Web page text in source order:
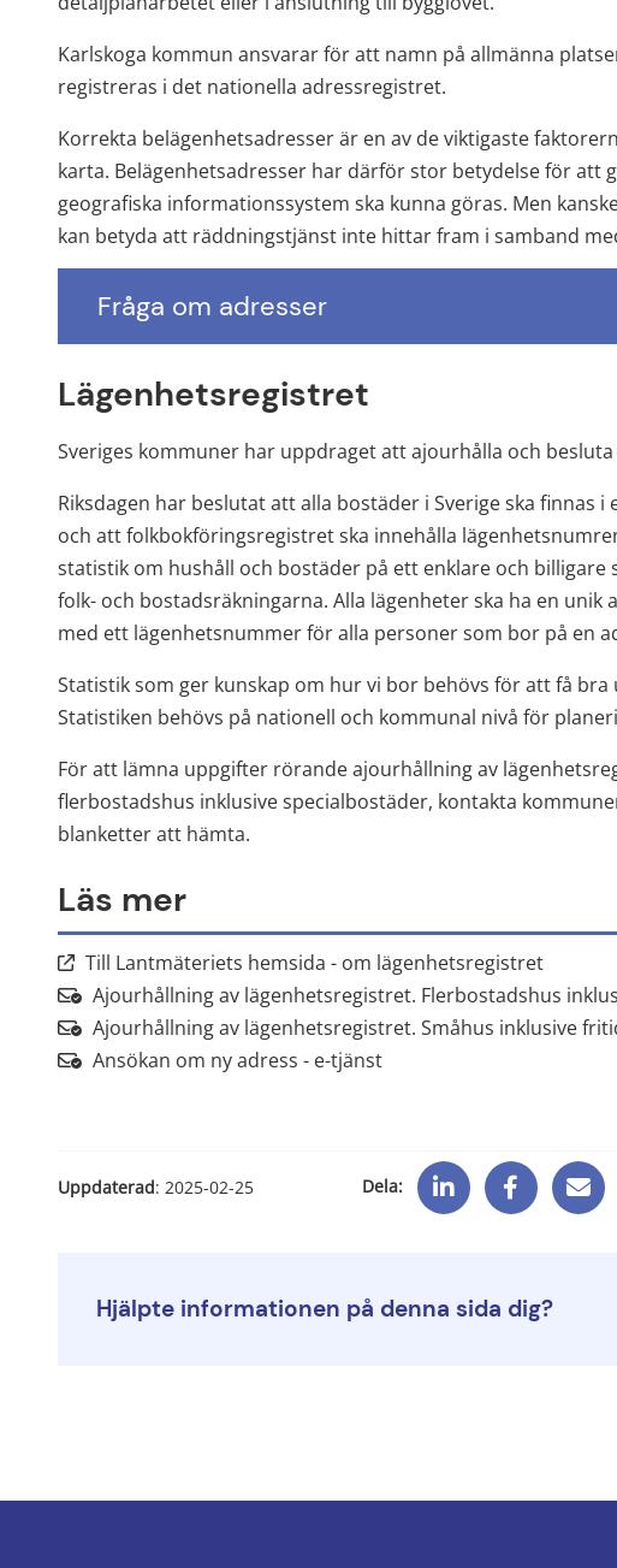
Karlskoga kommun ansvarar för att namn på allmänna
registreras i det nationella adressregistret.
Korrekta belägenhetsadresser är en av de viktigaste
karta. Belägenhetsadresser har därför stor betydelse för att
geografiska informationssystem ska kunna göras. Men
kan betyda att räddningstjänst inte hittar fram i samband
Fråga om adresser
Lägenhetsregistret
Sveriges kommuner har uppdraget att ajourhålla och
Riksdagen har beslutat att alla bostäder i Sverige ska
och att folkbokföringsregistret ska innehålla
statistik om hushåll och bostäder på ett enklare och
folk- och bostadsräkningarna. Alla lägenheter ska ha en
med ett lägenhetsnummer för alla personer som bor på en
Statistik som ger kunskap om hur vi bor behövs för att få
Statistiken behövs på nationell och kommunal nivå för
För att lämna uppgifter rörande ajourhållning av
flerbostadshus inklusive specialbostäder, kontakta
blanketter att hämta.
Läs mer
Till Lantmäteriets hemsida - om lägenhetsregistretLänk till
Ajourhållning av lägenhetsregistret. Flerbostadshus
Ajourhållning av lägenhetsregistret. Småhus inklusive
Ansökan om ny adress - e-tjänstLänk till annan
Uppdaterad: 2025-02-25 Dela:
Hjälpte informationen på denna sida dig?